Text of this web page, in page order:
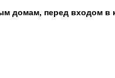
домам, перед входом в